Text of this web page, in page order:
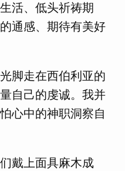
活、低头祈祷期
通感、期待有美好
脚走在西伯利亚的
自己的虔诚。我并
心中的神职洞察自
戴上面具麻木成